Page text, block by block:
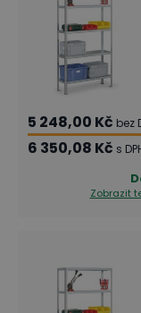
5 248,00 Kč bez
6 350,08 Kč s
Zobrazit